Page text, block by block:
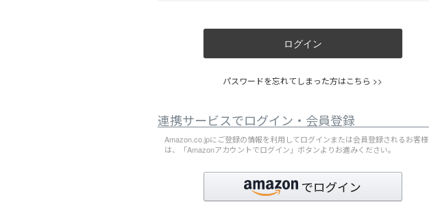
ログイン
パスワードを忘れてしまった方はこちら >>
連携サービスでログイン・会員登録
Amazon.co.jpにご登録の情報を利用してログインまたは会員登録されるお客様
は、「Amazonアカウントでログイン」ボタンよりお進みください。